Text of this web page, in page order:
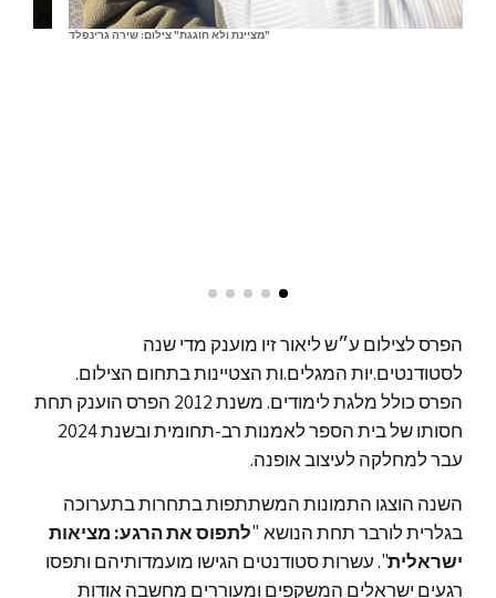
"מציינת ולא חוגגת" צילום: שירה גרינפלד
הפרס לצילום ע״ש ליאור זיו מוענק מדי שנה
לסטודנטים.יות המגלים.ות הצטיינות בתחום הצילום.
הפרס כולל מלגת לימודים. משנת 2012 הפרס הוענק תחת
חסותו של בית הספר לאמנות רב-תחומית ובשנת 2024
עבר למחלקה לעיצוב אופנה.
השנה הוצגו התמונות המשתתפות בתחרות בתערוכה
בגלרית לורבר תחת הנושא "לתפוס את הרגע: מציאות
ישראלית". עשרות סטודנטים הגישו מועמדותיהם ותפסו
רגעים ישראלים המשקפים ומעוררים מחשבה אודות